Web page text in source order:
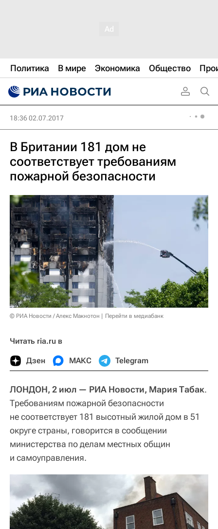
Политика В мире Экономика Общество
18:36 02.07.2017
В Британии 181 дом не
соответствует требованиям
пожарной безопасности
© РИА Новости / Алекс Макнотон Перейти в медиабанк
Читать ria.ru в
Дзен МАКС Telegram
ЛОНДОН, 2 июл — РИА Новости, Мария Табак.
Требованиям пожарной безопасности
не соответствует 181 высотный жилой дом в 51
округе страны, говорится в сообщении
министерства по делам местных общин
и самоуправления.